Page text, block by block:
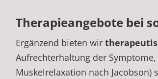
Therapieangebote bei
Ergänzend bieten wir
Aufrechterhaltung der
Muskelrelaxation nach